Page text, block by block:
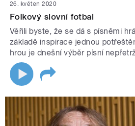
26. květen 2020
Folkový slovní fotbal
Věřili byste, že se dá s písněmi
základě inspirace jednou
hrou je dnešní výběr písní